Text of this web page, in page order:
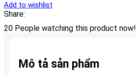
Add to wishlist
Share:
20 People watching this product now!
Mô tả sản phẩm